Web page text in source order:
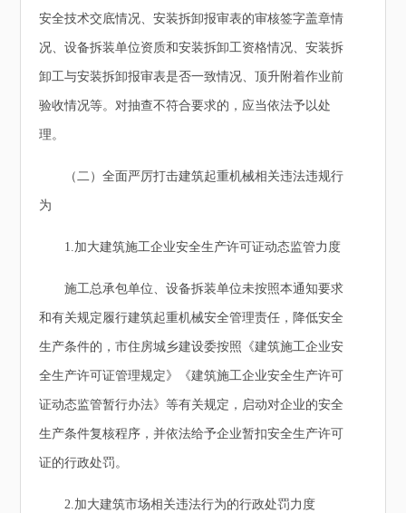
安全技术交底情况、安装拆卸报审表的审核签字盖章情
况、设备拆装单位资质和安装拆卸工资格情况、安装拆
卸工与安装拆卸报审表是否一致情况、顶升附着作业前
验收情况等。对抽查不符合要求的，应当依法予以处
理。
（二）全面严厉打击建筑起重机械相关违法违规行
为
1.加大建筑施工企业安全生产许可证动态监管力度
施工总承包单位、设备拆装单位未按照本通知要求
和有关规定履行建筑起重机械安全管理责任，降低安全
生产条件的，市住房城乡建设委按照《建筑施工企业安
全生产许可证管理规定》《建筑施工企业安全生产许可
证动态监管暂行办法》等有关规定，启动对企业的安全
生产条件复核程序，并依法给予企业暂扣安全生产许可
证的行政处罚。
2.加大建筑市场相关违法行为的行政处罚力度